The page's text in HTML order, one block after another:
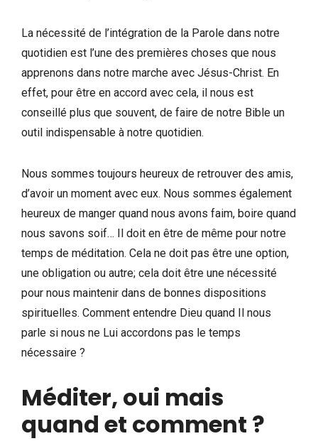
La nécessité de l’intégration de la Parole dans notre
quotidien est l’une des premières choses que nous
apprenons dans notre marche avec Jésus-Christ. En
effet, pour être en accord avec cela, il nous est
conseillé plus que souvent, de faire de notre Bible un
outil indispensable à notre quotidien.
Nous sommes toujours heureux de retrouver des amis,
d’avoir un moment avec eux. Nous sommes également
heureux de manger quand nous avons faim, boire quand
nous savons soif… Il doit en être de même pour notre
temps de méditation. Cela ne doit pas être une option,
une obligation ou autre; cela doit être une nécessité
pour nous maintenir dans de bonnes dispositions
spirituelles. Comment entendre Dieu quand Il nous
parle si nous ne Lui accordons pas le temps
nécessaire ?
Méditer, oui mais
quand et comment ?